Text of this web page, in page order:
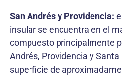
San Andrés y Providencia:
insular se encuentra en el
compuesto principalmente
Andrés, Providencia y
superficie de